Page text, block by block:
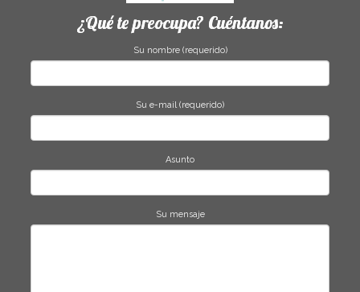
¿Qué te preocupa? Cuéntanos:
Su nombre (requerido)
Su e-mail (requerido)
Asunto
Su mensaje